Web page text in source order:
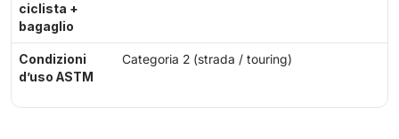
ciclista +
bagaglio
Condizioni
d’uso ASTM
Categoria 2 (strada / touring)